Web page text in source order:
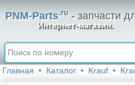
PNM-Parts.ru- запчасти
Интернет-магазин.
Главная Каталог Krauf